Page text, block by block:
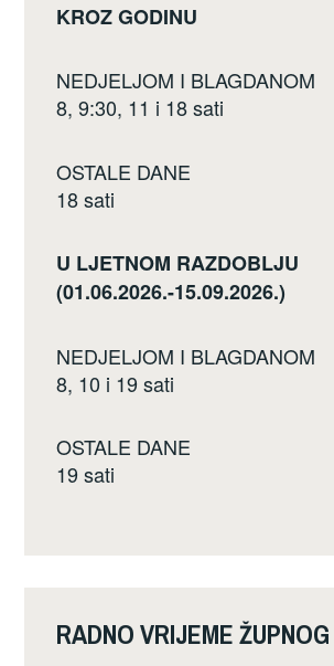
KROZ GODINU
NEDJELJOM I BLAGDANOM
8, 9:30, 11 i 18 sati
OSTALE DANE
18 sati
U LJETNOM RAZDOBLJU
(01.06.2026.-15.09.2026.)
NEDJELJOM I BLAGDANOM
8, 10 i 19 sati
OSTALE DANE
19 sati
RADNO VRIJEME